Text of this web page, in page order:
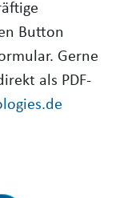
Button
Gerne
als PDF-